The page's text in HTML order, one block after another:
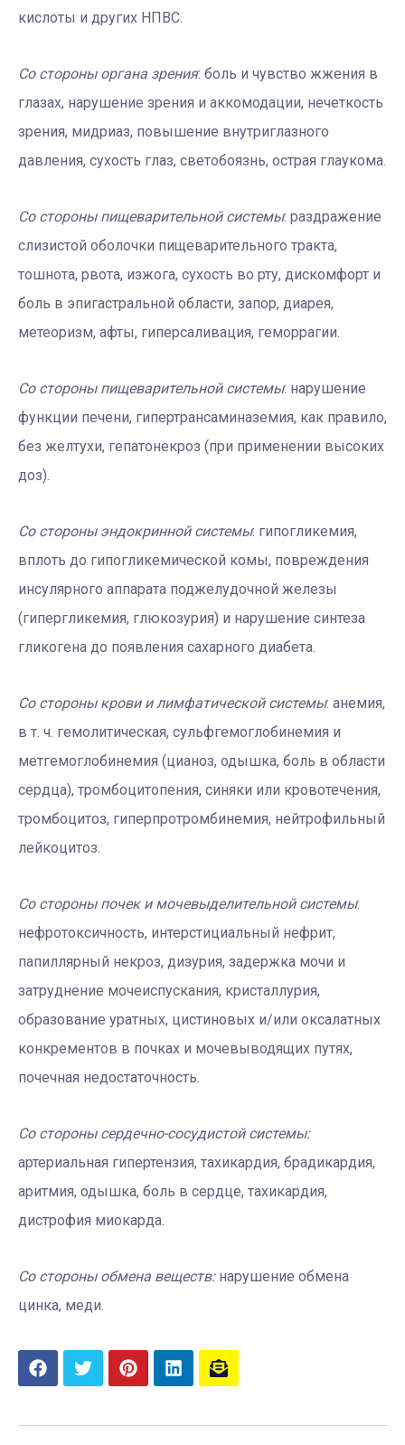
кислоты и других НПВС.
Со стороны органа зрения: боль и чувство жжения в
глазах, нарушение зрения и аккомодации, нечеткость
зрения, мидриаз, повышение внутриглазного
давления, сухость глаз, светобоязнь, острая глаукома.
Со стороны пищеварительной системы: раздражение
слизистой оболочки пищеварительного тракта,
тошнота, рвота, изжога, сухость во рту, дискомфорт и
боль в эпигастральной области, запор, диарея,
метеоризм, афты, гиперсаливация, геморрагии.
Со стороны пищеварительной системы: нарушение
функции печени, гипертрансаминаземия, как правило,
без желтухи, гепатонекроз (при применении высоких
доз).
Со стороны эндокринной системы: гипогликемия,
вплоть до гипогликемической комы, повреждения
инсулярного аппарата поджелудочной железы
(гипергликемия, глюкозурия) и нарушение синтеза
гликогена до появления сахарного диабета.
Со стороны крови и лимфатической системы: анемия,
в т. ч. гемолитическая, сульфгемоглобинемия и
метгемоглобинемия (цианоз, одышка, боль в области
сердца), тромбоцитопения, синяки или кровотечения,
тромбоцитоз, гиперпротромбинемия, нейтрофильный
лейкоцитоз.
Со стороны почек и мочевыделительной системы:
нефротоксичность, интерстициальный нефрит,
папиллярный некроз, дизурия, задержка мочи и
затруднение мочеиспускания, кристаллурия,
образование уратных, цистиновых и/или оксалатных
конкрементов в почках и мочевыводящих путях,
почечная недостаточность.
Со стороны сердечно-сосудистой системы:
артериальная гипертензия, тахикардия, брадикардия,
аритмия, одышка, боль в сердце, тахикардия,
дистрофия миокарда.
Со стороны обмена веществ: нарушение обмена
цинка, меди.